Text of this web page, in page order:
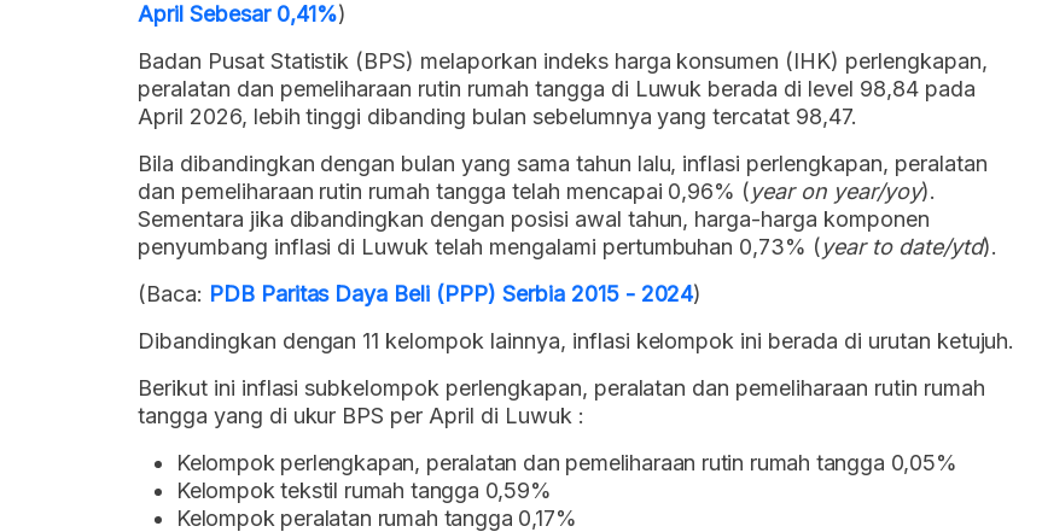
April Sebesar 0,41%)
Badan Pusat Statistik (BPS) melaporkan indeks harga konsumen (IHK) perlengkapan,
peralatan dan pemeliharaan rutin rumah tangga di Luwuk berada di level 98,84 pada
April 2026, lebih tinggi dibanding bulan sebelumnya yang tercatat 98,47.
Bila dibandingkan dengan bulan yang sama tahun lalu, inflasi perlengkapan, peralatan
dan pemeliharaan rutin rumah tangga telah mencapai 0,96% (year on year/yoy).
Sementara jika dibandingkan dengan posisi awal tahun, harga-harga komponen
penyumbang inflasi di Luwuk telah mengalami pertumbuhan 0,73% (year to date/ytd).
(Baca: PDB Paritas Daya Beli (PPP) Serbia 2015 - 2024)
Dibandingkan dengan 11 kelompok lainnya, inflasi kelompok ini berada di urutan ketujuh.
Berikut ini inflasi subkelompok perlengkapan, peralatan dan pemeliharaan rutin rumah
tangga yang di ukur BPS per April di Luwuk :
Kelompok perlengkapan, peralatan dan pemeliharaan rutin rumah tangga 0,05%
Kelompok tekstil rumah tangga 0,59%
Kelompok peralatan rumah tangga 0,17%